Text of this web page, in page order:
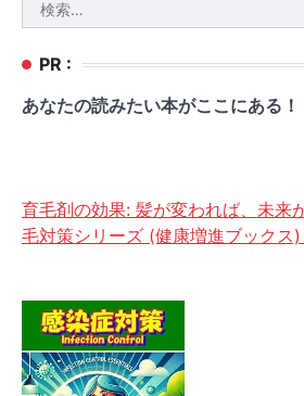
索:
PR :
あなたの読みたい本がここにある！
育毛剤の効果: 髪が変われば、未来
毛対策シリーズ (健康増進ブックス